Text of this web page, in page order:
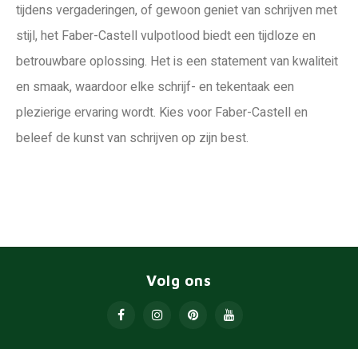
tijdens vergaderingen, of gewoon geniet van schrijven met
stijl, het Faber-Castell vulpotlood biedt een tijdloze en
betrouwbare oplossing. Het is een statement van kwaliteit
en smaak, waardoor elke schrijf- en tekentaak een
plezierige ervaring wordt. Kies voor Faber-Castell en
beleef de kunst van schrijven op zijn best.
Volg ons